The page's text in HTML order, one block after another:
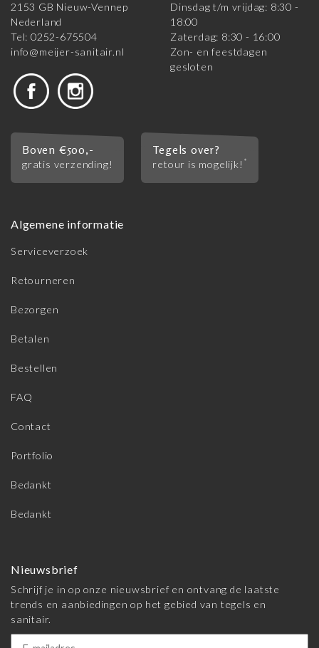
2153 GB Nieuw-Vennep
Nederland
Tel: 0252-675504
info@meijer-sanitair.nl
Dinsdag t/m vrijdag: 8:30 -
18:00
Zaterdag: 8:30 - 16:00
Zon- en feestdagen
gesloten
Boven €500,-
gratis verzending!
Tegels over?
retour is mogelijk! *
Algemene informatie
Serviceverzoek
Retourneren
Bezorgen
Betalen
Bestellen
FAQ
Contact
Portfolio
Bedankt
Bedankt
Nieuwsbrief
Schrijf je in op onze nieuwsbrief en ontvang de laatste
trends en aanbiedingen op het gebied van tegels en
sanitair.